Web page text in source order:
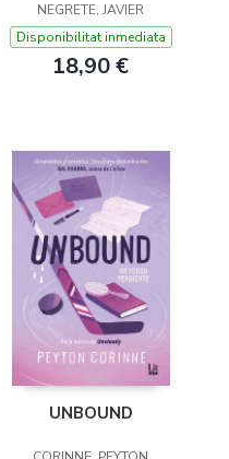
NEGRETE, JAVIER
Disponibilitat inmediata
18,90 €
UNBOUND